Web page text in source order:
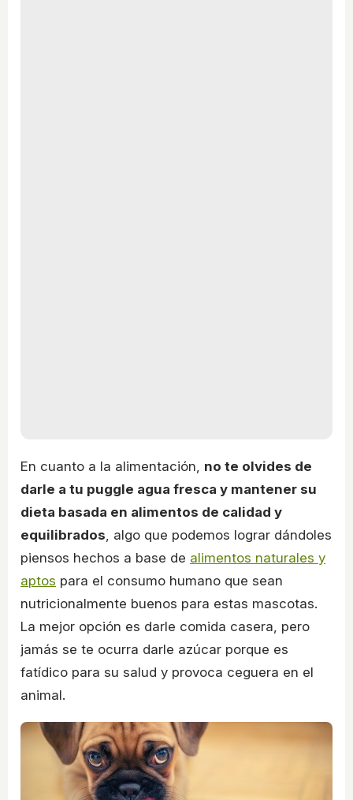
En cuanto a la alimentación, no te olvides de
darle a tu puggle agua fresca y mantener su
dieta basada en alimentos de calidad y
equilibrados, algo que podemos lograr dándoles
piensos hechos a base de alimentos naturales y
aptos para el consumo humano que sean
nutricionalmente buenos para estas mascotas.
La mejor opción es darle comida casera, pero
jamás se te ocurra darle azúcar porque es
fatídico para su salud y provoca ceguera en el
animal.